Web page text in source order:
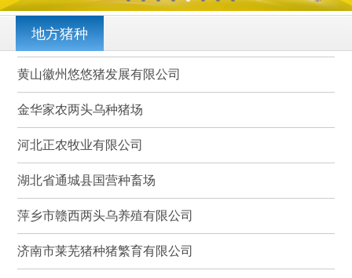
地方猪种
黄山徽州悠悠猪发展有限公司
金华家农两头乌种猪场
河北正农牧业有限公司
湖北省通城县国营种畜场
萍乡市赣西两头乌养殖有限公司
济南市莱芜猪种猪繁育有限公司